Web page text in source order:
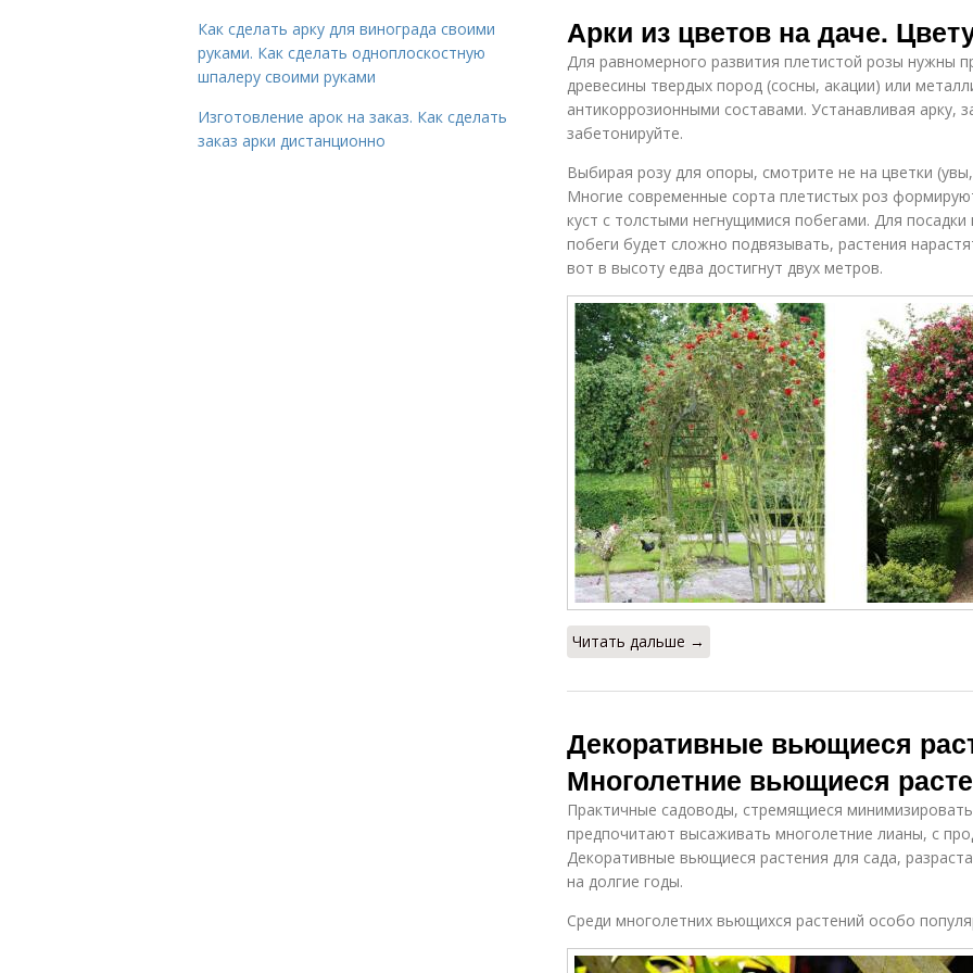
садовой арки
растений
Растения для
забора
Растения для
Арки из цветов на даче.
Для равномерного развития плетистой розы нужны
древесины твердых пород (сосны, акации) или
антикоррозионными составами. Устанавливая арку,
забетонируйте.
Выбирая розу для опоры, смотрите не на цветки
Многие современные сорта плетистых роз
куст с толстыми негнущимися побегами. Для
побеги будет сложно подвязывать, растения
вот в высоту едва достигнут двух метров.
Читать дальше →
Декоративные вьющиеся
Многолетние вьющиеся
Практичные садоводы, стремящиеся
предпочитают высаживать многолетние лианы, с
Декоративные вьющиеся растения для сада,
на долгие годы.
Среди многолетних вьющихся растений особо
Как сделать арку для винограда своими
руками. Как сделать одноплоскостную
шпалеру своими руками
Изготовление арок на заказ. Как сделать
заказ арки дистанционно